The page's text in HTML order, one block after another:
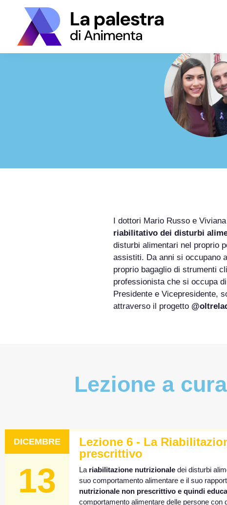
I dottori Mario Russo e
riabilitativo dei disturbi
disturbi alimentari nel proprio
assistiti. Da anni si occupano
proprio bagaglio di strumenti
professionista che si occupa
Presidente e Vicepresidente,
attraverso il progetto
Lezione a
DICEMBRE
13
Lezione 6 - La
prescrittivo
La riabilitazione nutrizionale dei disturbi
suo comportamento alimentare e il suo
nutrizionale non prescrittivo e quindi
comportamento alimentare delle persone con